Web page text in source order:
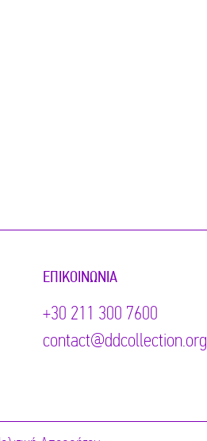
ΕΠΙΚΟΙΝΩΝΊΑ
+30 211 300 7600
contact@ddcollection.org